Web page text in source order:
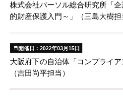
株式会社パーソル総合研究所「
的財産保護入門～」（三島大樹担
開催日 : 2022年03月15日
大阪府下の自治体「コンプライア
（吉田尚平担当）